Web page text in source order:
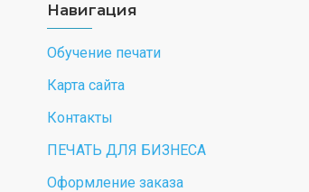
Навигация
Обучение печати
Карта сайта
Контакты
ПЕЧАТЬ ДЛЯ БИЗНЕСА
Оформление заказа